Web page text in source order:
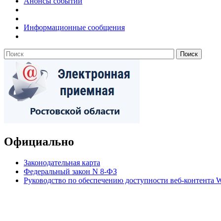
Информационные сообщения
Официально
Законодательная карта
Федеральный закон N 8-ФЗ
Руководство по обеспечению доступности веб-контента